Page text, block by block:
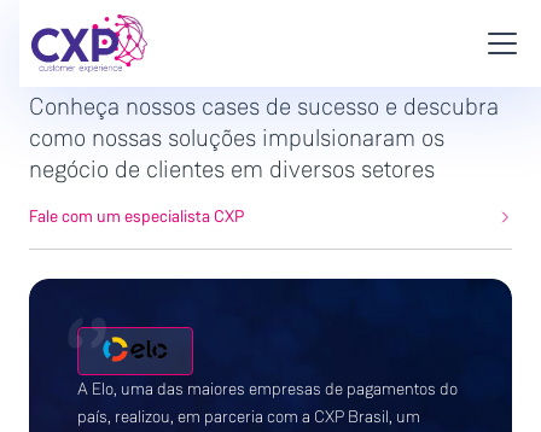
Conheça nossos cases de sucesso e descubra
como nossas soluções impulsionaram os
negócio de clientes em diversos setores
Fale com um especialista CXP
A Constância Investimentos realizou, em parceria
com a CXP Brasil, um projeto de migração para cloud